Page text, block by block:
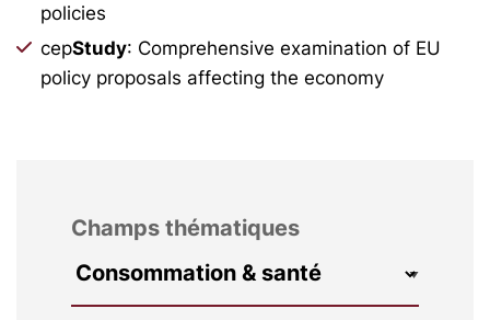
policies
cepStudy: Comprehensive examination of EU
policy proposals affecting the economy
Champs thématiques